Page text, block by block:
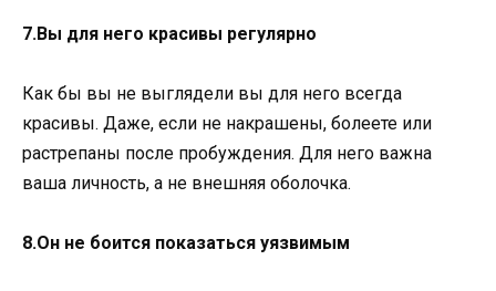
7.Вы для него красивы регулярно
Как бы вы не выглядели вы для него всегда
красивы. Даже, если не накрашены, болеете или
растрепаны после пробуждения. Для него важна
ваша личность, а не внешняя оболочка.
8.Он не боится показаться уязвимым